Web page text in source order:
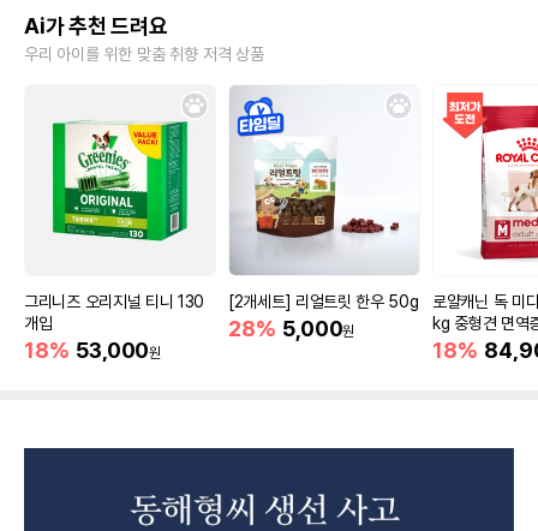
Ai가 추천 드려요
우리 아이를 위한 맞춤 취향 저격 상품
그리니즈 오리지널 티니 130
개입
18% 53,000원
[2개세트] 리얼트릿 한우 50g
28% 5,000원
로얄캐닌 독 미
kg 중형견 면역
18%